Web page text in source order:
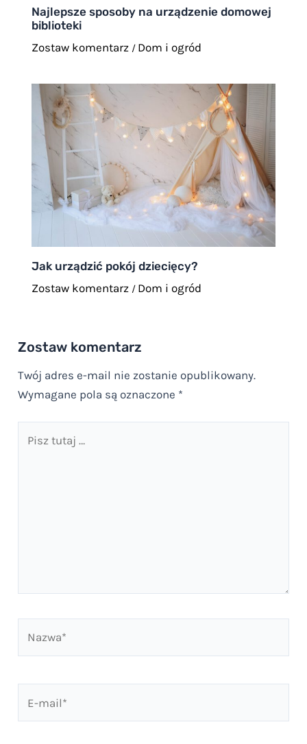
Najlepsze sposoby na urządzenie domowej
biblioteki
Zostaw komentarz / Dom i ogród
Jak urządzić pokój dziecięcy?
Zostaw komentarz / Dom i ogród
Zostaw komentarz
Twój adres e-mail nie zostanie opublikowany.
Wymagane pola są oznaczone *
tutaj
mail*